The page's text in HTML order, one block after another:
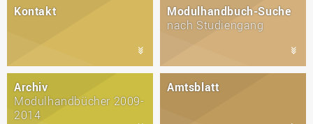
Kontakt
Modulhandbuch-Suche
nach Studiengang
Archiv
Modulhandbücher 2009-
2014
Amtsblatt